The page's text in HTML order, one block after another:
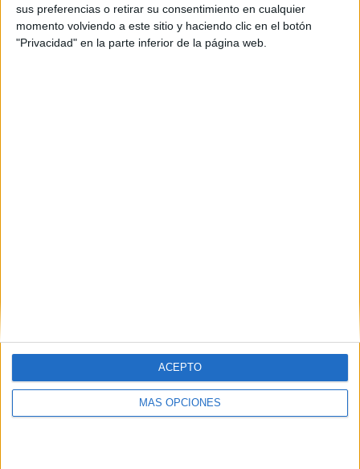
sus preferencias o retirar su consentimiento en cualquier
momento volviendo a este sitio y haciendo clic en el botón
"Privacidad" en la parte inferior de la página web.
MÁS OPCIONES
ACEPTO
Suscribir